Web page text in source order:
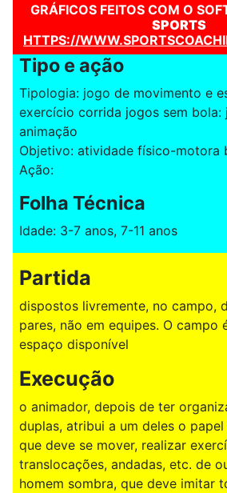
GRÁFICOS FEITOS COM O
SPORTS
HTTPS://
Tipo e ação
Tipologia: jogo de movimento e
exercício corrida jogos sem bola:
animação
Objetivo: atividade físico-motora
Ação:
Folha Técnica
Idade: 3-7 anos, 7-11 anos
Partida
dispostos livremente, no campo,
pares, não em equipes. O
espaço disponível
Execução
o animador, depois de ter
duplas, atribui a um deles o
que deve se mover, realizar
translocações, andadas, etc. de
homem sombra, que deve imitar